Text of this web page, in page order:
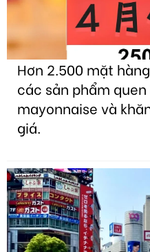
Hơn 2.500 mặt
các sản phẩm
mayonnaise và
giá.